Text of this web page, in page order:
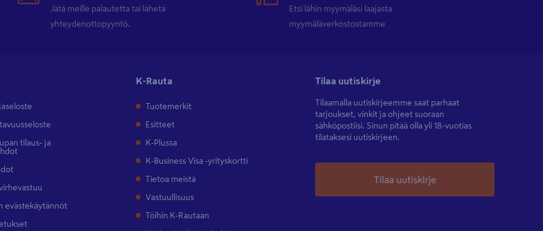
Jätä meille palautetta tai lähetä
yhteydenottopyyntö.
Etsi lähin myymäläsi laajasta
myymäläverkostostamme
tilaus- ja
evästekäytännöt
K-Rauta
Tuotemerkit
Esitteet
K-Plussa
K-Business Visa -yrityskortti
Tietoa meistä
Vastuullisuus
Töihin K-Rautaan
Tilaa uutiskirje
Tilaamalla uutiskirjeemme saat parhaat
tarjoukset, vinkit ja ohjeet suoraan
sähköpostiisi. Sinun pitää olla yli 18-vuotias
tilataksesi uutiskirjeen.
Tilaa uutiskirje